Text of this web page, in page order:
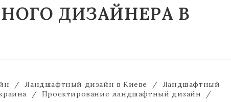
ДИЗАЙНЕРА В
/ Ландшафтный дизайн в Киеве / Ландшафтный
/ Проектирование ландшафтный дизайн
/